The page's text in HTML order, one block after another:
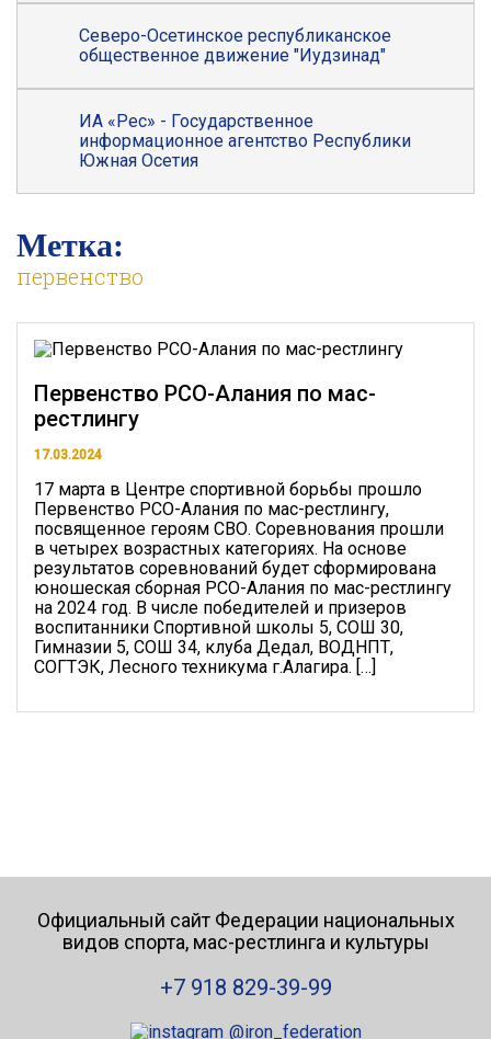
Северо-Осетинское республиканское
общественное движение "Иудзинад"
ИА «Рес» - Государственное
информационное агентство Республики
Южная Осетия
Метка:
первенство
Первенство РСО-Алания по мас-
рестлингу
17.03.2024
17 марта в Центре спортивной борьбы про­шло
Перв­енство РСО-Алания по мас-рестлингу,
посвященное героям СВО. Соревнования прошли
в четырех возрастных ка­тегориях. На основе
результатов соревнований будет сформирована
юношеская сборная РСО-Алания по мас-ре­стлингу
на 2024 год. В числе победителей и призеров
воспитанники Спортивной школы 5, СОШ 30,
Гимназии 5, СОШ 34, клуба Дедал, ВОДНПТ,
СОГТЭК, Лесного техникума г.Алагира. […]
Официальный сайт Федерации национальных
видов спорта, мас-рестлинга и культуры
+7 918 829-39-99
@iron_federation